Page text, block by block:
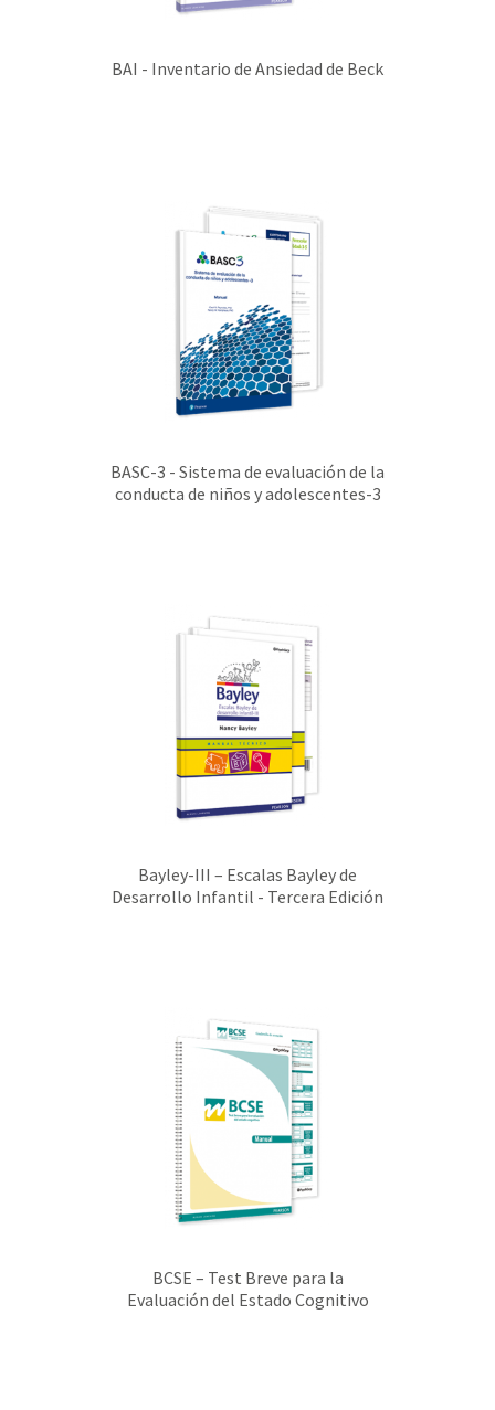
BAI - Inventario de Ansiedad de Beck
BASC-3 - Sistema de evaluación de la
conducta de niños y adolescentes-3
Bayley-III – Escalas Bayley de
Desarrollo Infantil - Tercera Edición
BCSE – Test Breve para la
Evaluación del Estado Cognitivo